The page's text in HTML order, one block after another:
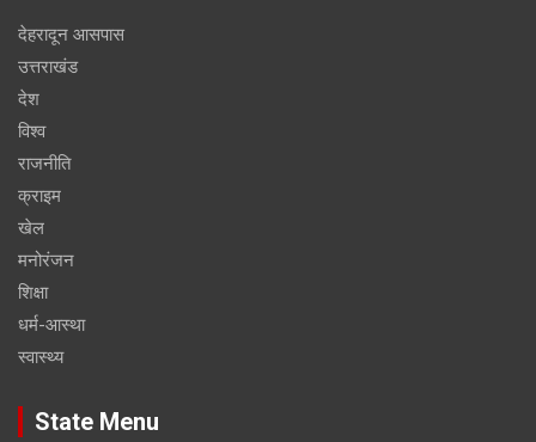
देहरादून आसपास
उत्तराखंड
देश
विश्व
राजनीति
क्राइम
खेल
मनोरंजन
शिक्षा
धर्म-आस्था
स्वास्थ्य
State Menu